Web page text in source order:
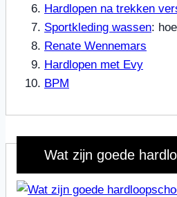
Hardlopen na trekken
Sportkleding wassen:
Renate Wennemars
Hardlopen met Evy
BPM
Wat zijn goede